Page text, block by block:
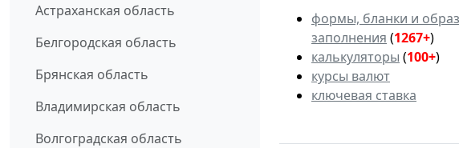
Астраханская область
Белгородская область
Брянская область
Владимирская область
Волгоградская область
формы, бланки и
заполнения (1267+)
калькуляторы (100+)
курсы валют
ключевая ставка